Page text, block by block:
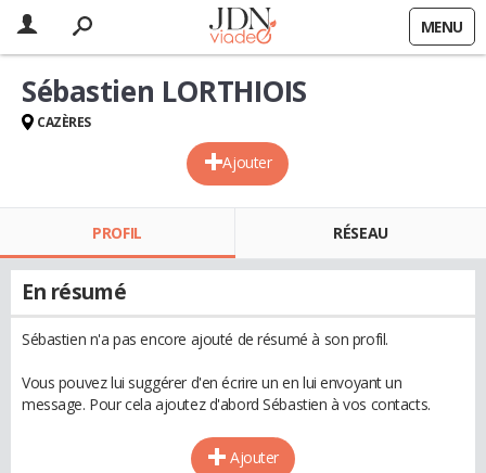
MENU
Ajouter
Sébastien LORTHIOIS
CAZÈRES
PROFIL RÉSEAU
En résumé
Sébastien n'a pas encore ajouté de résumé à son profil.
Vous pouvez lui suggérer d'en écrire un en lui envoyant un
message. Pour cela ajoutez d'abord Sébastien à vos contacts.
Ajouter